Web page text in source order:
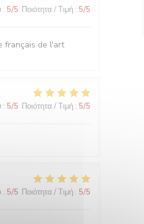
: 5/5 Ποιότητα / Τιμή : 5/5
français de l'art
: 5/5 Ποιότητα / Τιμή : 5/5
: 5/5 Ποιότητα / Τιμή : 5/5